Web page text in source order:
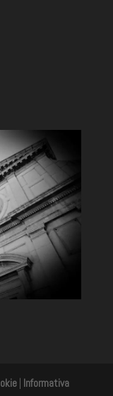
| Informativa